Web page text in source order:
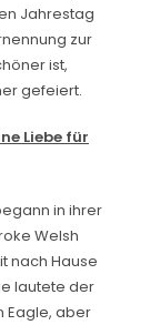
Jahrestag
zur
ist,
gefeiert.
Liebe für
in ihrer
Welsh
nach Hause
lautete der
Eagle, aber